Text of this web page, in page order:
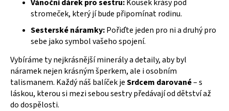
r
v
k
y
v
ý
p
i
s
Vánoční dárek pro sestru:Kousek krásy pod
stromeček, který jí bude připomínat rodinu.
Sesterské náramky:Pořiďte jeden pro ni a druhý pro
sebe jako symbol vašeho spojení.
Vybíráme ty nejkrásnější minerály a detaily, aby byl
náramek nejen krásným šperkem, ale i osobním
talismanem. Každý náš balíček jeSrdcem darované– s
láskou, kterou si mezi sebou sestry předávají od dětství až
do dospělosti.